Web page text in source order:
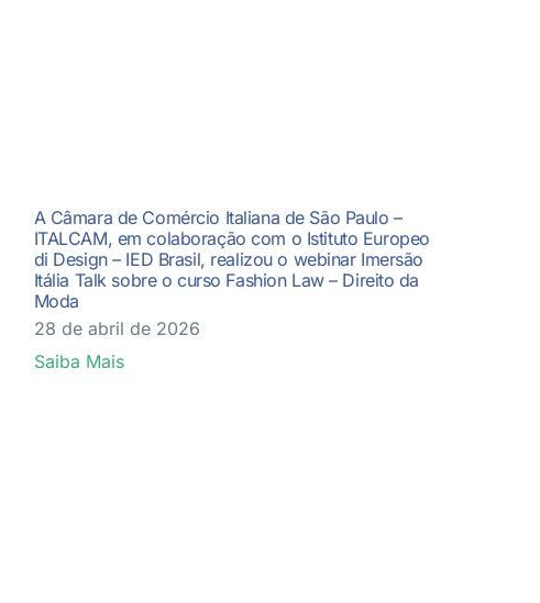
A Câmara de Comércio Italiana de São Paulo –
ITALCAM, em colaboração com o Istituto Europeo
di Design – IED Brasil, realizou o webinar Imersão
Itália Talk sobre o curso Fashion Law – Direito da
Moda
28 de abril de 2026
Saiba Mais